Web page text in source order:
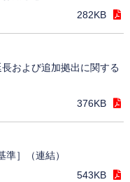
282KB
および追加拠出に関する
376KB
］（連結）
543KB